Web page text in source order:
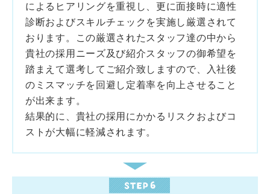
によるヒアリングを重視し、更に面接時に適性
診断およびスキルチェックを実施し厳選されて
おります。この厳選されたスタッフ達の中から
貴社の採用ニーズ及び紹介スタッフの御希望を
踏まえて選考してご紹介致しますので、入社後
のミスマッチを回避し定着率を向上させること
が出来ます。
結果的に、貴社の採用にかかるリスクおよびコ
ストが大幅に軽減されます。